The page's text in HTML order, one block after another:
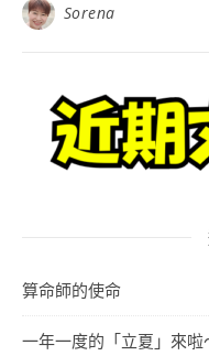
Sorena
算命師的使命
一年一度的「立夏」來啦